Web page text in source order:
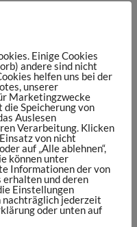
Einige Cookies
andere sind nicht
helfen uns bei der
unserer
Marketingzwecke
Speicherung von
Auslesen
Verarbeitung. Klicken
von nicht
auf „Alle ablehnen“,
können unter
Informationen der von
erhalten und deren
Einstellungen
nachträglich jederzeit
oder unten auf